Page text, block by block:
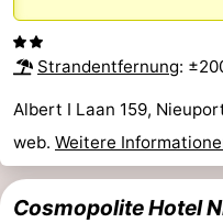
Brügge
-
Gent
-
Ypern
Die
Küste
-
Strandentfernung:
Albert I Laan 159,
web. Weitere
Cosmopolite Hotel